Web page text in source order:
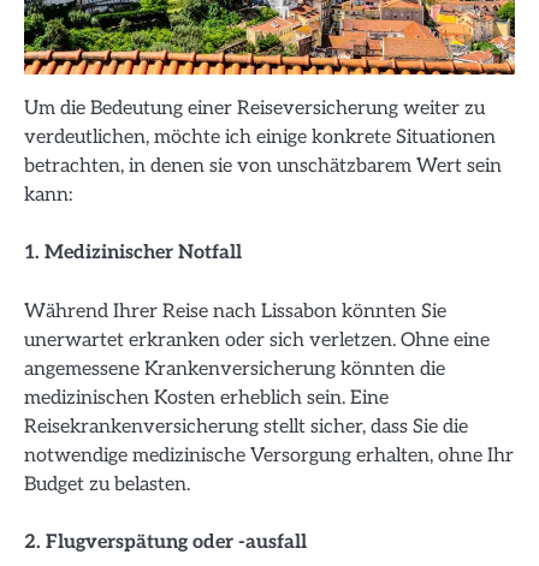
Um die Bedeutung einer Reiseversicherung weiter zu
verdeutlichen, möchte ich einige konkrete Situationen
betrachten, in denen sie von unschätzbarem Wert sein
kann:
1. Medizinischer Notfall
Während Ihrer Reise nach Lissabon könnten Sie
unerwartet erkranken oder sich verletzen. Ohne eine
angemessene Krankenversicherung könnten die
medizinischen Kosten erheblich sein. Eine
Reisekrankenversicherung stellt sicher, dass Sie die
notwendige medizinische Versorgung erhalten, ohne Ihr
Budget zu belasten.
2. Flugverspätung oder -ausfall